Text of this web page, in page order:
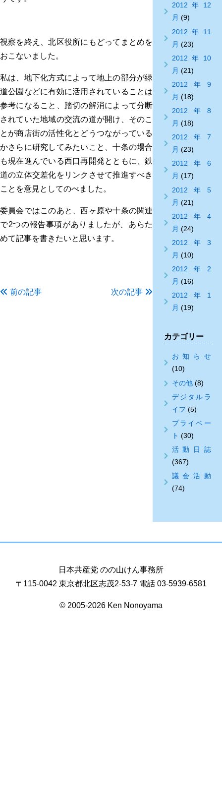
視察を終え、北区役所にもどってまとめを
おこないました。
私は、地下化方式によって地上の部分が緑
道公園などに有効に活用されていることは
参考になること、踏切の解消によって分断
されていた地域の交流の道が開け、そのこ
とが商店街の活性化とどうつながっている
かさらに研究してみたいこと、十条の場合
も現在進んでいる西口再開発とともに、鉄
道の立体交差化をリンクさせて推進すべき
ことを意見としてのべました。
委員会ではこのあと、西ヶ原や十条の関連
で2つの報告事項がありましたが、あらた
めて記事を書きたいと思います。
前の記事 次の記事
2012年12
月 (9)
2012年11
月 (23)
2012年10
月 (21)
2012年9
月 (18)
2012年8
月 (18)
2012年7
月 (23)
2012年6
月 (17)
2012年5
月 (21)
2012年4
月 (24)
2012年3
月 (10)
2012年2
月 (16)
2012年1
月 (19)
カテゴリー
お知らせ
(10)
その他(8)
デジタルラ
イフ (5)
プライベー
ト (30)
活動日誌
(367)
議会活動
(74)
日本共産党 のの山けん事務所
〒115-0042 東京都北区志茂2-53-7 電話 03-5939-6581
© 2005-2026 Ken Nonoyama